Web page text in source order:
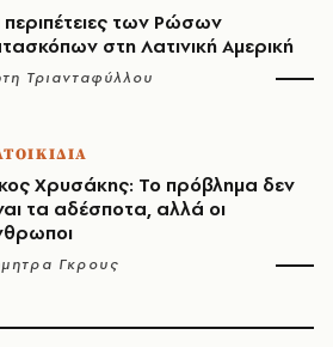
περιπέτειες των Ρώσων
στη Λατινική Αμερική
Τριανταφύλλου
Χρυσάκης: Το πρόβλημα δεν
τα αδέσποτα, αλλά οι
Γκρους